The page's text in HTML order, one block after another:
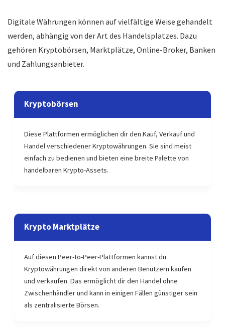
Digitale Währungen können auf vielfältige Weise gehandelt
werden, abhängig von der Art des Handelsplatzes. Dazu
gehören Kryptobörsen, Marktplätze, Online-Broker, Banken
und Zahlungsanbieter.
Kryptobörsen
Diese Plattformen ermöglichen dir den Kauf, Verkauf und
Handel verschiedener Kryptowährungen. Sie sind meist
einfach zu bedienen und bieten eine breite Palette von
handelbaren Krypto-Assets.
Krypto Marktplätze
Auf diesen Peer-to-Peer-Plattformen kannst du
Kryptowährungen direkt von anderen Benutzern kaufen
und verkaufen. Das ermöglicht dir den Handel ohne
Zwischenhändler und kann in einigen Fällen günstiger sein
als zentralisierte Börsen.